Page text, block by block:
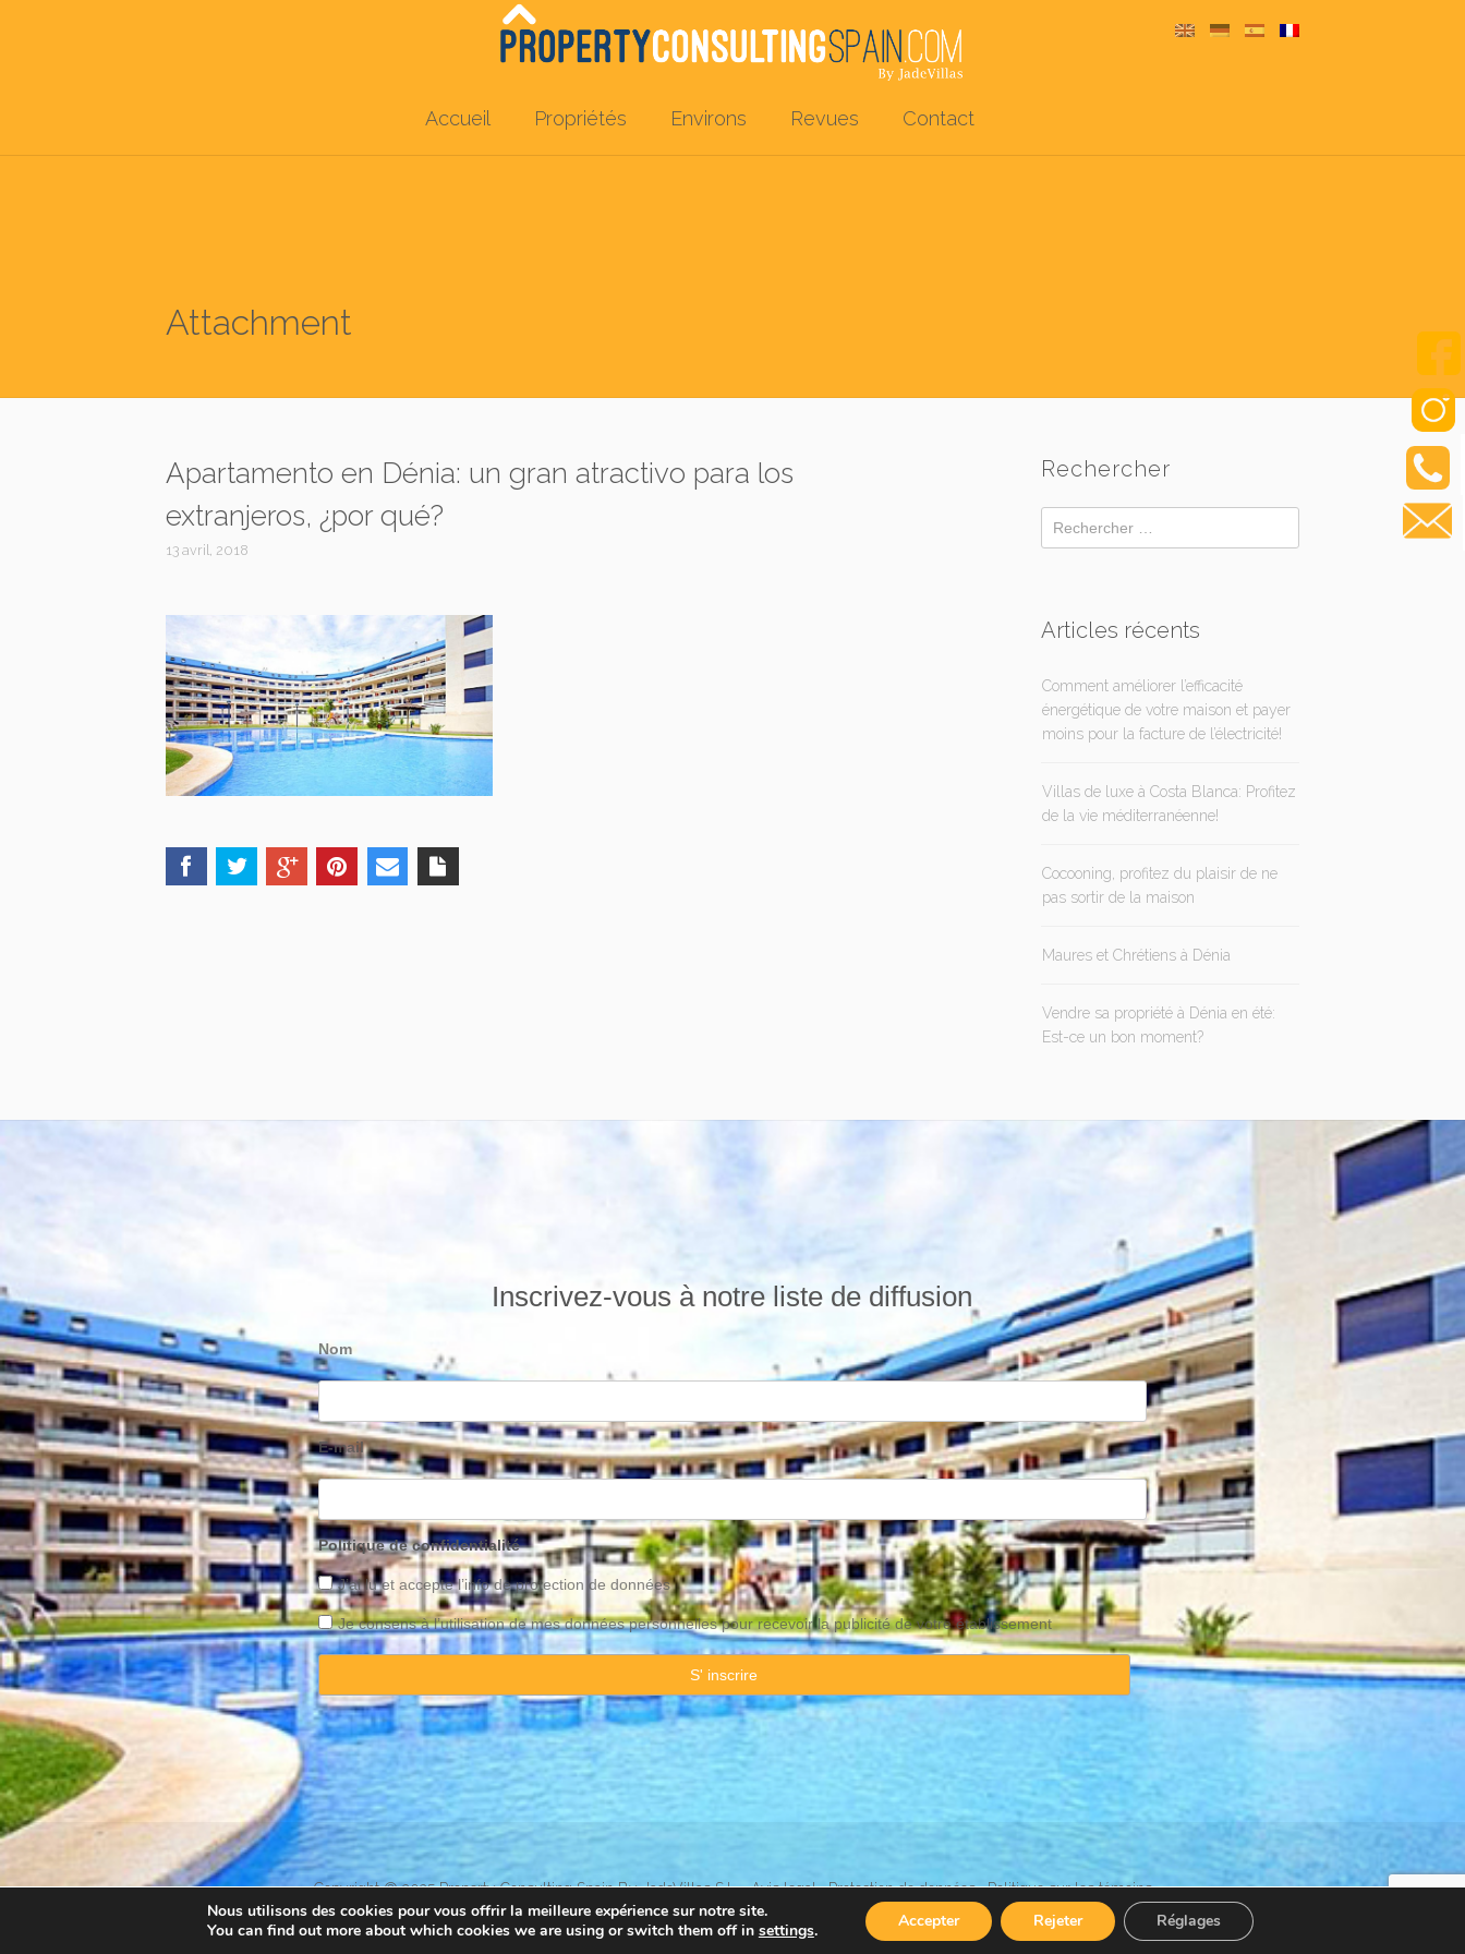
Accueil Propriétés Environs Revues Contact
Attachment
Apartamento en Dénia: un gran atractivo para los
extranjeros, ¿por qué?
13 avril, 2018
Rechercher
Articles récents
Comment améliorer l’efficacité
énergétique de votre maison et payer
moins pour la facture de l’électricité!
Villas de luxe à Costa Blanca: Profitez
de la vie méditerranéenne!
Cocooning, profitez du plaisir de ne
pas sortir de la maison
Maures et Chrétiens à Dénia
Vendre sa propriété à Dénia en été:
Est-ce un bon moment?
Inscrivez-vous à notre liste de diffusion
Nom
E-mail
Politique de confidentialité
J’ai lu et accepte l’info deprotection de données
Je consens à l’utilisation de mes données personnelles pour recevoir la publicité de votre établissement
Copyright © 2025 Property Consulting Spain By JadeVillas S.L. ·Avis legal·Protection de données·Politique sur les témoins
Nous utilisons des cookies pour vous offrir la meilleure expérience sur notre site.
You can find out more about which cookies we are using or switch them off in settings. Accepter Rejeter Réglages